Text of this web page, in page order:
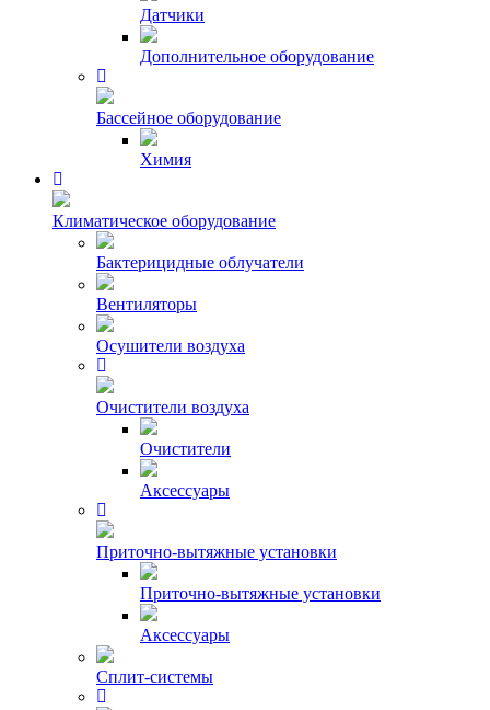
Датчики
Дополнительное оборудование
Бассейное оборудование
Химия
Климатическое оборудование
Бактерицидные облучатели
Вентиляторы
Осушители воздуха
Очистители воздуха
Очистители
Аксессуары
Приточно-вытяжные установки
Приточно-вытяжные установки
Аксессуары
Сплит-системы